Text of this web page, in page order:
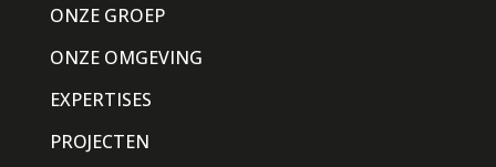
ONZE GROEP
ONZE OMGEVING
EXPERTISES
PROJECTEN